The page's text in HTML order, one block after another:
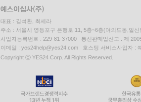
대표 : 김석환, 최세라
주소 : 서울시 영등포구 은행로 11, 5층~6층(여의도동,일신
사업자등록번호 : 229-81-37000 통신판매업신고 : 제
이메일 : yes24help@yes24.com 호스팅 서비스사업자 :
Copyright ⓒ YES24 Corp. All Rights Reserved.